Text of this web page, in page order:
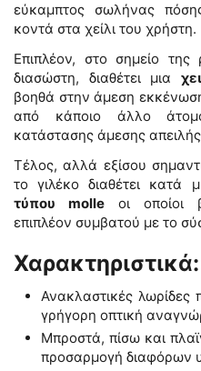
εύκαμπτος σωλήνας
κοντά στα χείλι του χρήστη.
Επιπλέον, στο σημείο
διασώστη, διαθέτει μια
βοηθά στην άμεση
από κάποιο άλλο
κατάστασης άμεσης
Τέλος, αλλά εξίσου
το γιλέκο διαθέτει κατά
τύπου molle οι οποίοι
επιπλέον συμβατού με το
Χαρακτηριστικά:
Ανακλαστικές λωρίδες
γρήγορη οπτική
Μπροστά, πίσω και
προσαρμογή διαφόρων